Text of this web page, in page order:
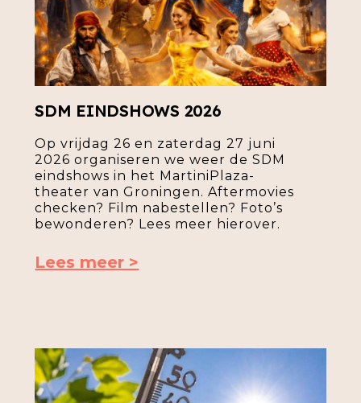
SDM EINDSHOWS 2026
Op vrijdag 26 en zaterdag 27 juni
2026 organiseren we weer de SDM
eindshows in het MartiniPlaza-
theater van Groningen. Aftermovies
checken? Film nabestellen? Foto’s
bewonderen? Lees meer hierover.
Lees meer >